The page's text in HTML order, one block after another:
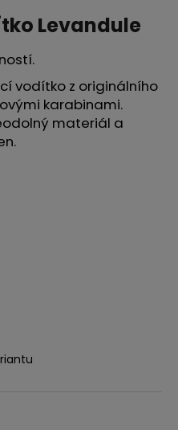
Levandule
vodítko z originálního
karabinami.
materiál a